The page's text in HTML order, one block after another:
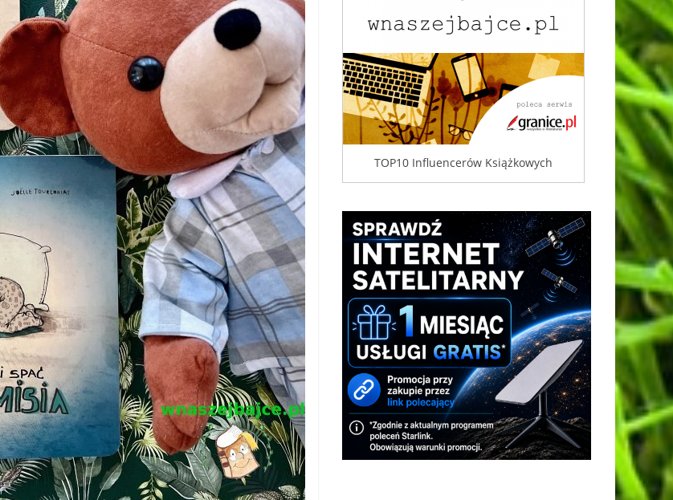
TOP10 Influencerów Książkowych